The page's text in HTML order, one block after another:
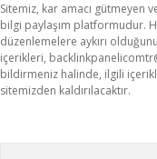
Sitemiz, kar amacı gütmeyen
bilgi paylaşım platformudur.
düzenlemelere aykırı
içerikleri,
bildirmeniz halinde, ilgili
sitemizden kaldırılacaktır.